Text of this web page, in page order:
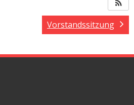
Vorstandssitzung